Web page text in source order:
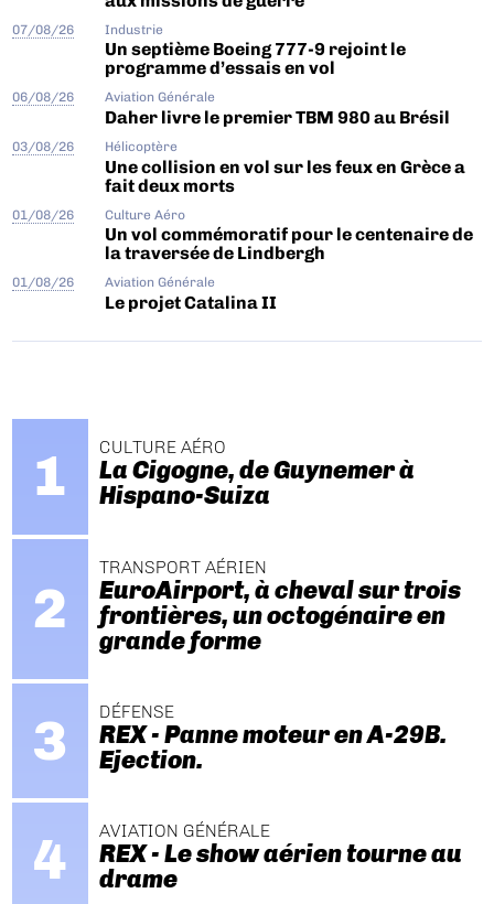
07/08/26 Industrie
Un septième Boeing 777-9 rejoint le
programme d’essais en vol
06/08/26 Aviation Générale
Daher livre le premier TBM 980 au Brésil
03/08/26 Hélicoptère
Une collision en vol sur les feux en Grèce a
fait deux morts
01/08/26 Culture Aéro
Un vol commémoratif pour le centenaire de
la traversée de Lindbergh
01/08/26 Aviation Générale
Le projet Catalina II
CULTURE AÉRO
La Cigogne, de Guynemer à
Hispano-Suiza
TRANSPORT AÉRIEN
EuroAirport, à cheval sur trois
frontières, un octogénaire en
grande forme
DÉFENSE
REX - Panne moteur en A-29B.
Ejection.
AVIATION GÉNÉRALE
REX - Le show aérien tourne au
drame